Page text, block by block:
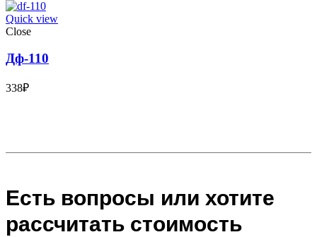
Quick view
Close
Дф-110
338₽
Есть вопросы или хотите
рассчитать стоимость